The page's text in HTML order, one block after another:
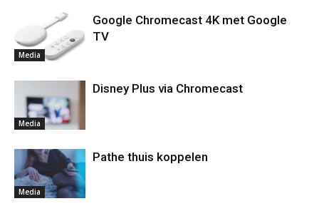
Media
Google Chromecast 4K met Google
TV
Media
Disney Plus via Chromecast
Media
Pathe thuis koppelen